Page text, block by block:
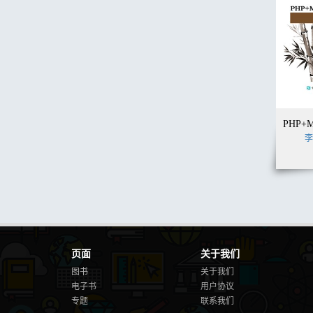
页面
图书
电子书
专题
关于我们
关于我们
用户协议
联系我们